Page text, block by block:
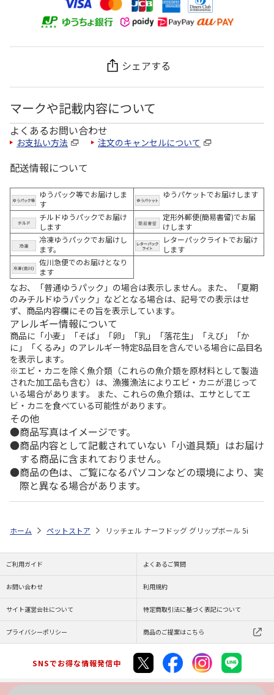
シェアする
マークや記載内容について
よくあるお問い合わせ
お支払い方法 注文のキャンセルについて
配送情報について
ゆうパック等でお届けしま
す
ゆうパケットでお届けします
チルドゆうパックでお届け
します
定形外郵便(簡易書留)でお届
けします
冷凍ゆうパックでお届けし
ます。
レターパックライトでお届け
します
佐川急便でのお届けとなり
ます
なお、「普通ゆうパック」の場合は表示しません。また、「夏期
のみチルドゆうパック」などとなる場合は、記号での表示はせ
ず、商品内容欄にその旨を表示しています。
アレルギー情報について
商品に「小麦」「そば」「卵」「乳」「落花生」「えび」「か
に」「くるみ」のアレルギー特定8品目を含んでいる場合に品目名
を表示します。
※エビ・カニを除く魚介類（これらの魚介類を原材料として製造
された加工品も含む）は、漁獲漁法によりエビ・カニが混じって
いる場合があります。 また、これらの魚介類は、エサとしてエ
ビ・カニを食べている可能性があります。
その他
商品写真はイメージです。
商品内容として記載されていない「小道具類」はお届け
する商品に含まれておりません。
商品の色は、ご覧になるパソコンなどの環境により、実
際と異なる場合があります。
ホーム ペットストア リッチェル ナーフドッグ グリップボール 5i
ご利用ガイド よくあるご質問
お問い合わせ 利用規約
サイト運営会社について 特定商取引法に基づく表記について
プライバシーポリシー 商品のご提案はこちら
SNSでお得な情報発信中